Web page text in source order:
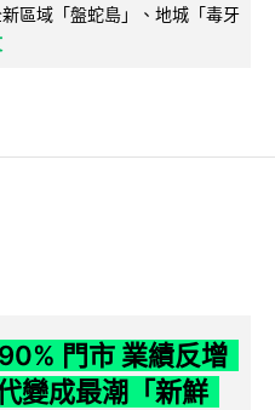
區域「盤蛇島」、地城「毒牙
門市 業績反增
變成最潮「新鮮